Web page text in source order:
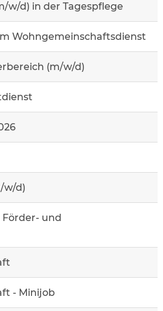
w/d) in der Tagespflege
Wohngemeinschaftsdienst
(m/w/d)
w/d)
und
- Minijob